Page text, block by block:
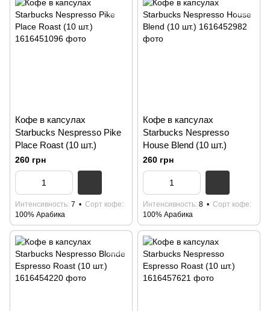
Кофе в капсулах
Starbucks Nespresso Pike
Place Roast (10 шт.)
260 грн
Интенсивность 7
Сорт кофе
100% Арабика
Кофе в капсулах
Starbucks Nespresso
House Blend (10 шт.)
260 грн
Интенсивность 8
Сорт кофе
100% Арабика